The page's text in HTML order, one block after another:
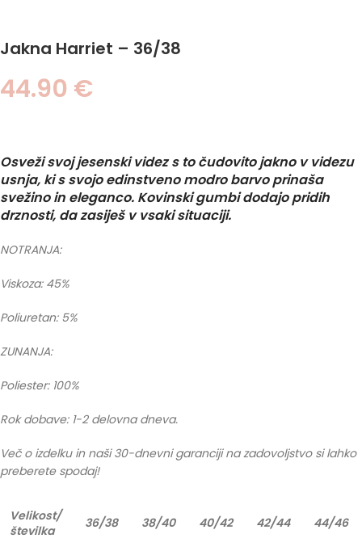
Jakna Harriet – 36/38
44.90 €
Osveži svoj jesenski videz s to čudovito jakno v videzu
usnja, ki s svojo edinstveno modro barvo prinaša
svežino in eleganco. Kovinski gumbi dodajo pridih
drznosti, da zasiješ v vsaki situaciji.
NOTRANJA:
Viskoza: 45%
Poliuretan: 5%
ZUNANJA:
Poliester: 100%
Rok dobave: 1-2 delovna dneva.
Več o izdelku in naši 30-dnevni garanciji na zadovoljstvo si lahko
preberete spodaj!
Velikost/
številka
36/38 38/40 40/42 42/44 44/46